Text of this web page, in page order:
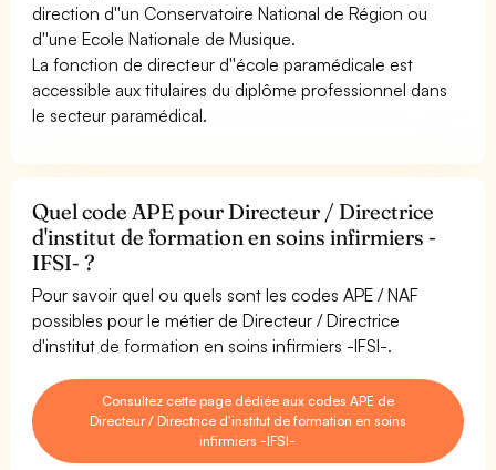
direction d''un Conservatoire National de Région ou
d''une Ecole Nationale de Musique.
La fonction de directeur d''école paramédicale est
accessible aux titulaires du diplôme professionnel dans
le secteur paramédical.
Quel code APE pour Directeur / Directrice
d'institut de formation en soins infirmiers -
IFSI- ?
Pour savoir quel ou quels sont les codes APE / NAF
possibles pour le métier de Directeur / Directrice
d'institut de formation en soins infirmiers -IFSI-.
Consultez cette page dédiée aux codes APE de
Directeur / Directrice d'institut de formation en soins
infirmiers -IFSI-